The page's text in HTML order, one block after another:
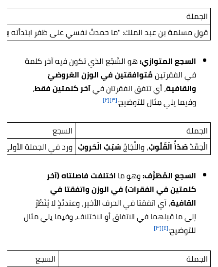
الجملة
قول مسلمة بن عبد الملك: "ما حمدتُ نفسي على ظفر ابتدأته
السجع المتوازي:هو السَّجْع الذي تكون فيه آخر كلمة
في الفقرتينمُتوافقتين في الوزن العَروضيّ
والقافية، أي تتفق الفقرتان فيآخر كلمتين فقط،
وفيما يلي مِثال للتوضيح:[٣] [٢]
الجملة
السجع
الْحِقْدُصَدَأُ الْقُلُوبْ، واللَّجَاجُسَبَبُ الْحُروبْ ورد في الجملة
السجع المُطَرَّف:وهو ما اختلفت فاصلتاه (آخر
كلمتين في الفقرات) في الوزن واتفقتا في
القافية، أي اتفقتا في الحرف الأخير،وعندئذٍ لا يُنْظَرُ
إلى ما قبلهما في الاتفاق أو الاختلاف، وفيما يلي مثال
للتوضيح:[٤] [٣]
الجملة
السجع